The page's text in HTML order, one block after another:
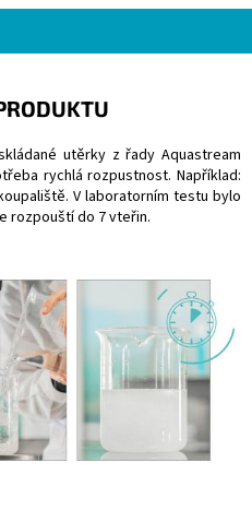
utěrky z řady Aquastream
rychlá rozpustnost. Například:
V laboratorním testu bylo
rozpouští do 7 vteřin.